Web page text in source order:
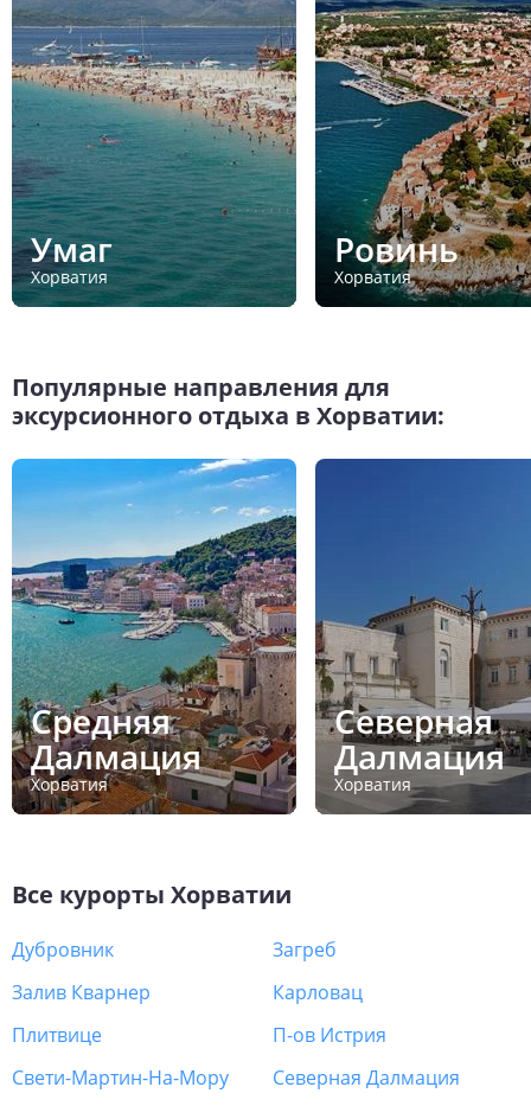
Умаг
Хорватия
Ровинь
Хорватия
Популярные направления для
эксурсионного отдыха в Хорватии:
Средняя
Далмация
Хорватия
Северная
Далмация
Хорватия
Все курорты Хорватии
Дубровник
Загреб
Залив Кварнер
Карловац
Плитвице
П-ов Истрия
Свети-Мартин-На-Мору
Северная Далмация